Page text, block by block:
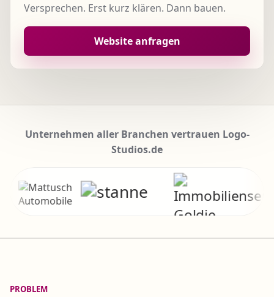
Versprechen. Erst kurz klären. Dann bauen.
Website anfragen
Unternehmen aller Branchen vertrauen Logo-
Studios.de
PROBLEM